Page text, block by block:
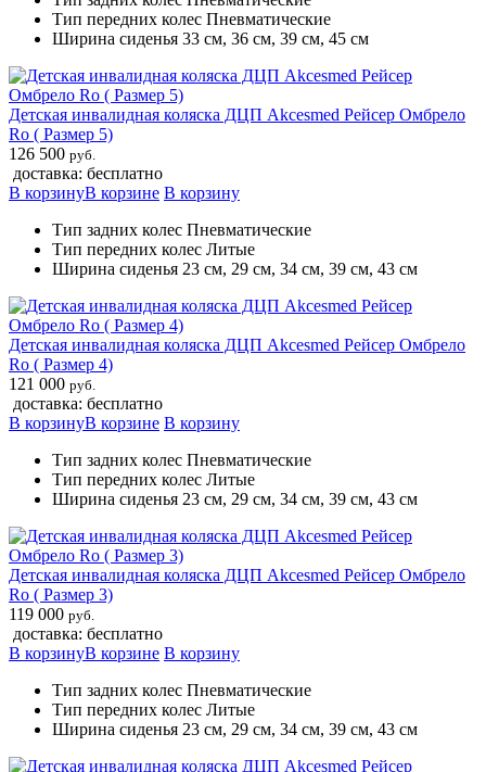
Тип передних колес Пневматические
Ширина сиденья 33 см, 36 см, 39 см, 45 см
Детская инвалидная коляска ДЦП Akcesmed Рейсер Омбрело
Ro ( Размер 5)
126 500 руб.
доставка: бесплатно
В корзинуВ корзине В корзину
Тип задних колес Пневматические
Тип передних колес Литые
Ширина сиденья 23 см, 29 см, 34 см, 39 см, 43 см
Детская инвалидная коляска ДЦП Akcesmed Рейсер Омбрело
Ro ( Размер 4)
121 000 руб.
доставка: бесплатно
В корзинуВ корзине В корзину
Тип задних колес Пневматические
Тип передних колес Литые
Ширина сиденья 23 см, 29 см, 34 см, 39 см, 43 см
Детская инвалидная коляска ДЦП Akcesmed Рейсер Омбрело
Ro ( Размер 3)
119 000 руб.
доставка: бесплатно
В корзинуВ корзине В корзину
Тип задних колес Пневматические
Тип передних колес Литые
Ширина сиденья 23 см, 29 см, 34 см, 39 см, 43 см